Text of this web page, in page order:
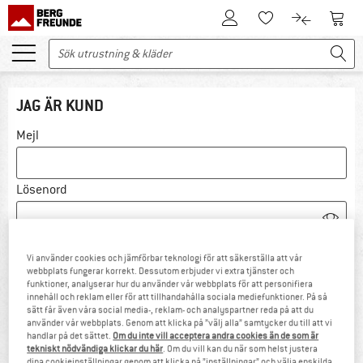
Till kundkontotTill minneslistan.
Till Till
JAG ÄR KUND
Mejl
Lösenord
Förbli inloggad
LOGGA IN
ÖPPNA KUNDKONTO
Vi använder cookies och jämförbar teknologi för att säkerställa att vår
webbplats fungerar korrekt. Dessutom erbjuder vi extra tjänster och
funktioner, analyserar hur du använder vår webbplats för att personifiera
innehåll och reklam eller för att tillhandahålla sociala mediefunktioner. På så
sätt får även våra social media-, reklam- och analyspartner reda på att du
använder vår webbplats. Genom att klicka på ”välj alla” samtycker du till att vi
handlar på det sättet. Om du inte vill acceptera andra cookies än de som är
tekniskt nödvändiga klickar du här. Om du vill kan du när som helst justera